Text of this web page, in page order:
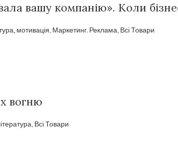
вашу компанію». Коли
мотивація, Маркетинг. Реклама, Всі Товари
вогню
, Всі Товари